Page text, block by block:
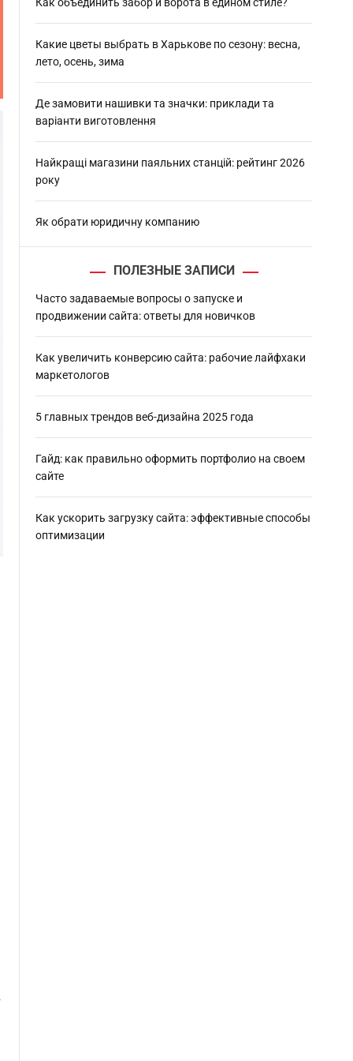
Какие цветы выбрать в Харькове по сезону: весна,
лето, осень, зима
Де замовити нашивки та значки: приклади та
варіанти виготовлення
Найкращі магазини паяльних станцій: рейтинг 2026
року
Як обрати юридичну компанию
ПОЛЕЗНЫЕ ЗАПИСИ
Часто задаваемые вопросы о запуске и
продвижении сайта: ответы для новичков
Как увеличить конверсию сайта: рабочие лайфхаки
маркетологов
5 главных трендов веб-дизайна 2025 года
Гайд: как правильно оформить портфолио на своем
сайте
Как ускорить загрузку сайта: эффективные способы
оптимизации